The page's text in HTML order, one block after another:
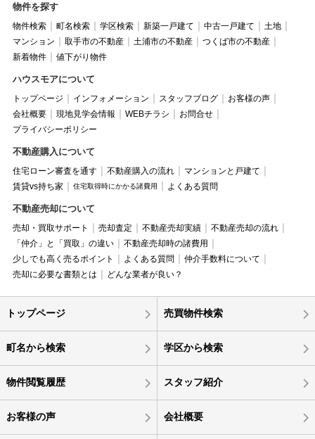
物件を探す
物件検索 町名検索 学区検索 新築一戸建て 中古一戸建て
土地
マンション
取手市の不動産 土浦市の不動産
つくば市の不動産
新着物件
値下がり物件
ハウスモアについて
トップページ インフォメーション スタッフブログ
お客様の声
会社概要
現地見学会情報 WEBチラシ
お問合せ
プライバシーポリシー
不動産購入について
住宅ローン審査を通す 不動産購入の流れ
マンションと戸建て
賃貸vs持ち家
住宅取得時にかかる諸費用 よくある質問
不動産売却について
売却・買取サポート 売却査定 不動産売却実績
不動産売却の流れ
「仲介」と「買取」の違い
不動産売却時の諸費用
少しでも高く売るポイント
よくある質問
仲介手数料について
売却に必要な書類とは
どんな業者が良い？
トップページ 売買物件検索
町名から検索 学区から検索
物件閲覧履歴 スタッフ紹介
お客様の声 会社概要